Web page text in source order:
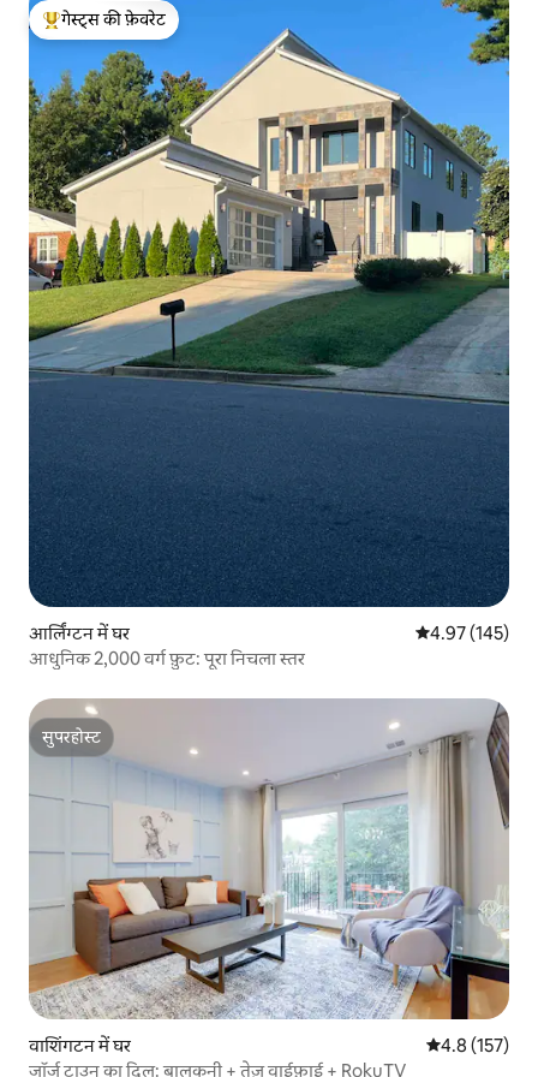
गेस्ट्स का टॉप फ़ेवरेट
गेस्ट्स की फ़ेवरेट
आर्लिंग्टन में घर औसत रेटिंग 5 में से
4.97 (145)
आधुनिक 2,000 वर्ग फ़ुट: पूरा निचला स्तर
सुपरहोस्ट
सुपरहोस्ट
वाशिंगटन में घर औसत रेटिंग 5 में
4.8 (157)
जॉर्ज टाउन का दिल: बालकनी + तेज़ वाईफ़ाई + RokuTV